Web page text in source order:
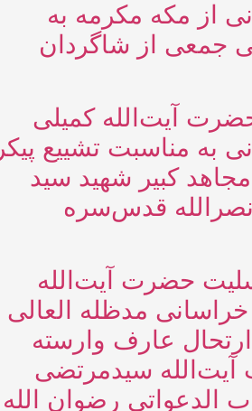
از مکه مکرمه به
جمعی از شاگردان
حضرت آیت‌الله کمیلی
به مناسبت تشییع پیکر
کبیر شهید سید
قدس‌سره
حضرت آیت‌الله
مدظله العالی
عارف وارسته
سیدمرتضی
الدعواتی رضوان الله